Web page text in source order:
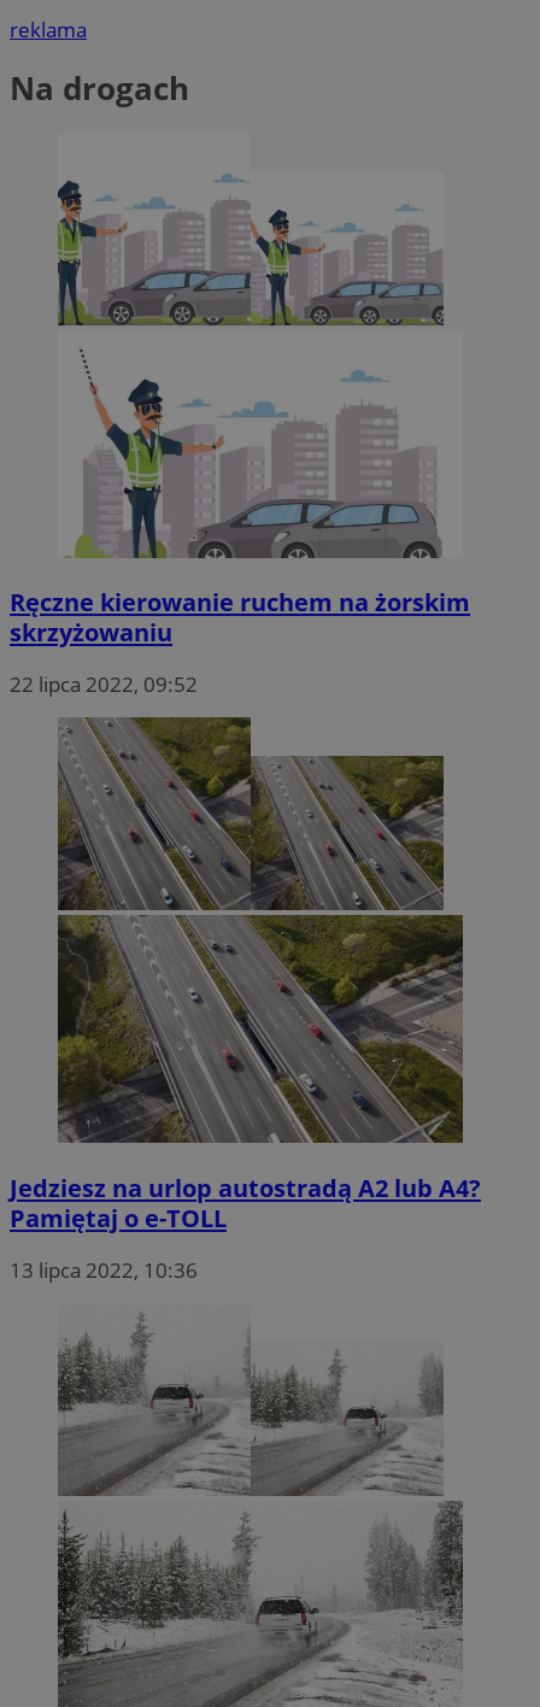
reklama
Na drogach
Ręczne kierowanie ruchem na żorskim
skrzyżowaniu
22 lipca 2022, 09:52
Jedziesz na urlop autostradą A2 lub A4?
Pamiętaj o e-TOLL
13 lipca 2022, 10:36